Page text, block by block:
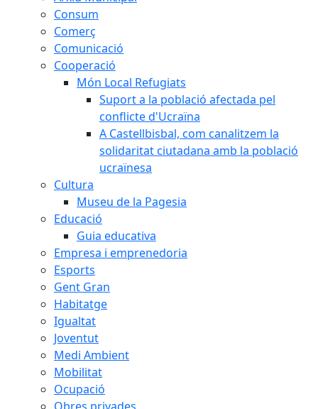
Consum
Comerç
Comunicació
Cooperació
Món Local Refugiats
Suport a la població afectada pel
conflicte d'Ucraïna
A Castellbisbal, com canalitzem la
solidaritat ciutadana amb la població
ucraïnesa
Cultura
Museu de la Pagesia
Educació
Guia educativa
Empresa i emprenedoria
Esports
Gent Gran
Habitatge
Igualtat
Joventut
Medi Ambient
Mobilitat
Ocupació